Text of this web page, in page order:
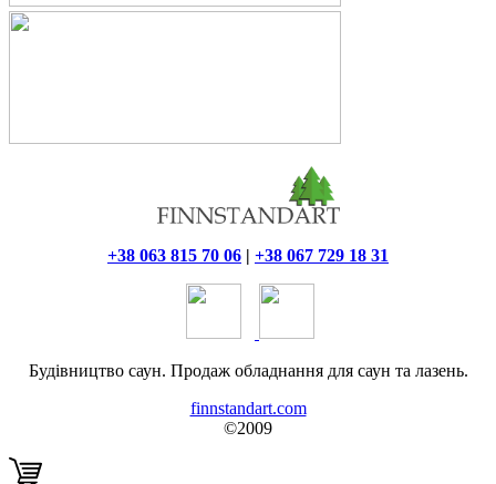
+38 063 815 70 06 | +38 067 729 18 31
Будівництво саун. Продаж обладнання для саун та лазень.
finnstandart.com
©2009